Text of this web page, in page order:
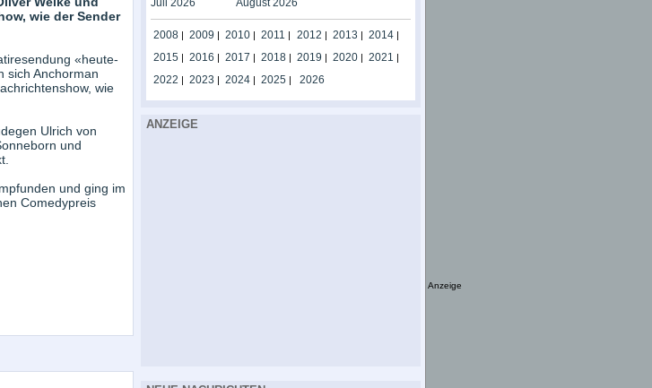
wie der Sender
«heute-
sich Anchorman
wie
Ulrich von
und
und ging im
Comedypreis
Juli 2026
August 2026
2008| 2009 | 2010| 2011 | 2012 | 2013 | 2014|
2015| 2016 | 2017 | 2018| 2019 | 2020| 2021 |
2022 | 2023 | 2024| 2025| 2026
ANZEIGE
Anzeige